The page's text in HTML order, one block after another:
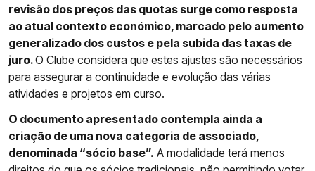
revisão dos preços das quotas surge como resposta
ao atual contexto económico, marcado pelo aumento
generalizado dos custos e pela subida das taxas de
juro.O Clube considera que estes ajustes são necessários
para assegurar a continuidade e evolução das várias
atividades e projetos em curso.
O documento apresentado contempla ainda a
criação de uma nova categoria de associado,
denominada “sócio base”. A modalidade terá menos